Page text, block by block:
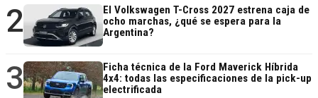
2
El Volkswagen T-Cross 2027 estrena caja de
ocho marchas, ¿qué se espera para la
Argentina?
3
Ficha técnica de la Ford Maverick Híbrida
4x4: todas las especificaciones de la pick-up
electrificada